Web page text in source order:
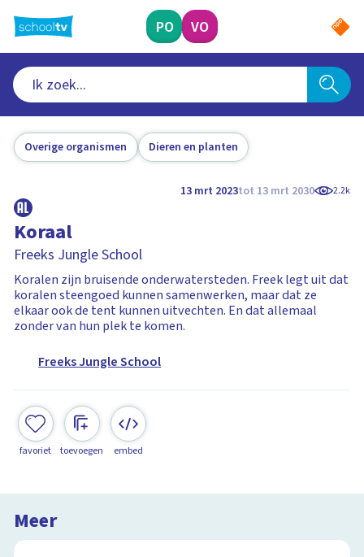
naar
hoofdinhoud
PO VO
Overige organismen Dieren en planten
13 mrt 2023tot 13 mrt 2030 2.2k
Koraal
Freeks Jungle School
Koralen zijn bruisende onderwatersteden. Freek legt uit dat
koralen steengoed kunnen samenwerken, maar dat ze
elkaar ook de tent kunnen uitvechten. En dat allemaal
zonder van hun plek te komen.
Freeks Jungle School
favoriet toevoegen embed
Meer